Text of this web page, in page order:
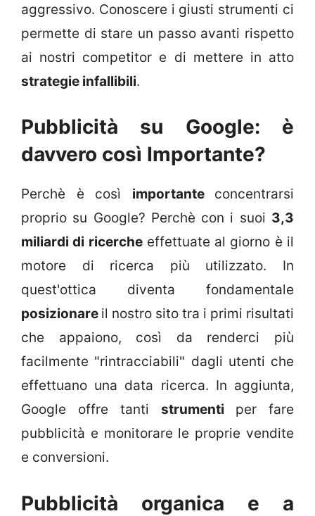
aggressivo. Conoscere i giusti strumenti ci
permette di stare un passo avanti rispetto
ai nostri competitor e di mettere in atto
strategie infallibili.
Pubblicità su Google: è
davvero così Importante?
Perchè è così importante concentrarsi
proprio su Google? Perchè con i suoi 3,3
miliardi di ricercheeffettuate al giorno è il
motore di ricerca più utilizzato. In
quest'ottica diventa fondamentale
posizionare il nostro sito tra i primi risultati
che appaiono, così da renderci più
facilmente "rintracciabili" dagli utenti che
effettuano una data ricerca. In aggiunta,
Google offre tanti strumenti per fare
pubblicità e monitorare le proprie vendite
e conversioni.
Pubblicità organica e a